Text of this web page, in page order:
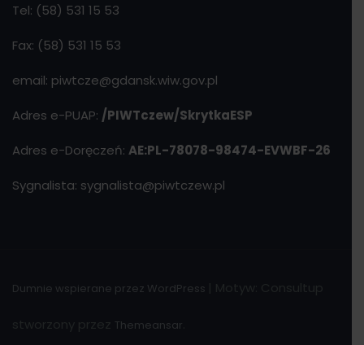
Tel: (58) 531 15 53
Fax: (58) 531 15 53
email: piwtcze@gdansk.wiw.gov.pl
Adres e-PUAP: /PIWTczew/SkrytkaESP
Adres e-Doręczeń: AE:PL-78078-98474-EVWBF-26
Sygnalista: sygnalista@piwtczew.pl
Dumnie wspierane przez WordPress
Themeansar